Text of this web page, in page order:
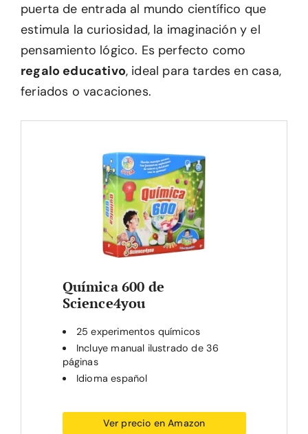
puerta de entrada al mundo científico que
estimula la curiosidad, la imaginación y el
pensamiento lógico. Es perfecto como
regalo educativo, ideal para tardes en casa,
feriados o vacaciones.
Química 600 de
Science4you
25 experimentos químicos
Incluye manual ilustrado de 36
páginas
Idioma español
Ver precio en Amazon